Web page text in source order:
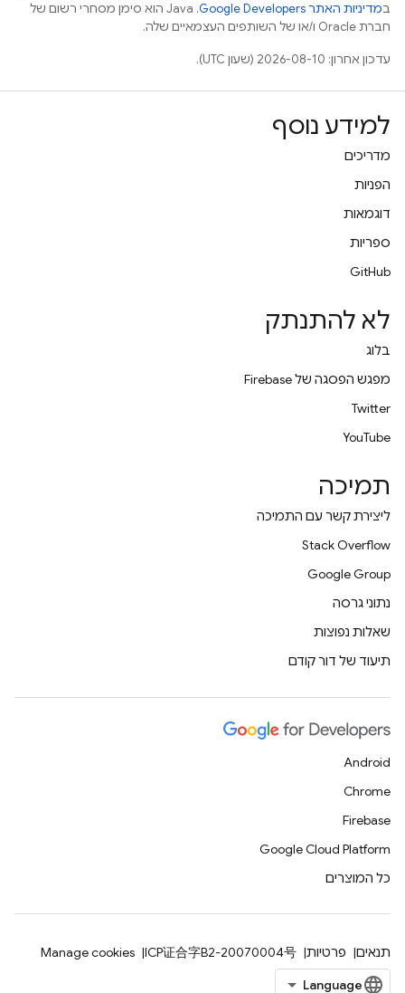
במדיניות האתר Google Developers‏
.‏ Java הוא סימן מסחרי רשום של
חברת Oracle ו/או של השותפים העצמאיים שלה.
עדכון אחרון: 2026-08-10 (שעון UTC).
למידע נוסף
מדריכים
הפניות
דוגמאות
ספריות
GitHub
לא להתנתק
בלוג
מפגש הפסגה של Firebase
Twitter
YouTube
תמיכה
ליצירת קשר עם התמיכה
Stack Overflow
Google Group
נתוני גרסה
שאלות נפוצות
תיעוד של דור קודם
Android
Chrome
Firebase
Google Cloud Platform
כל המוצרים
תנאים פרטיות ICP证合字B2-20070004号
Manage cookies